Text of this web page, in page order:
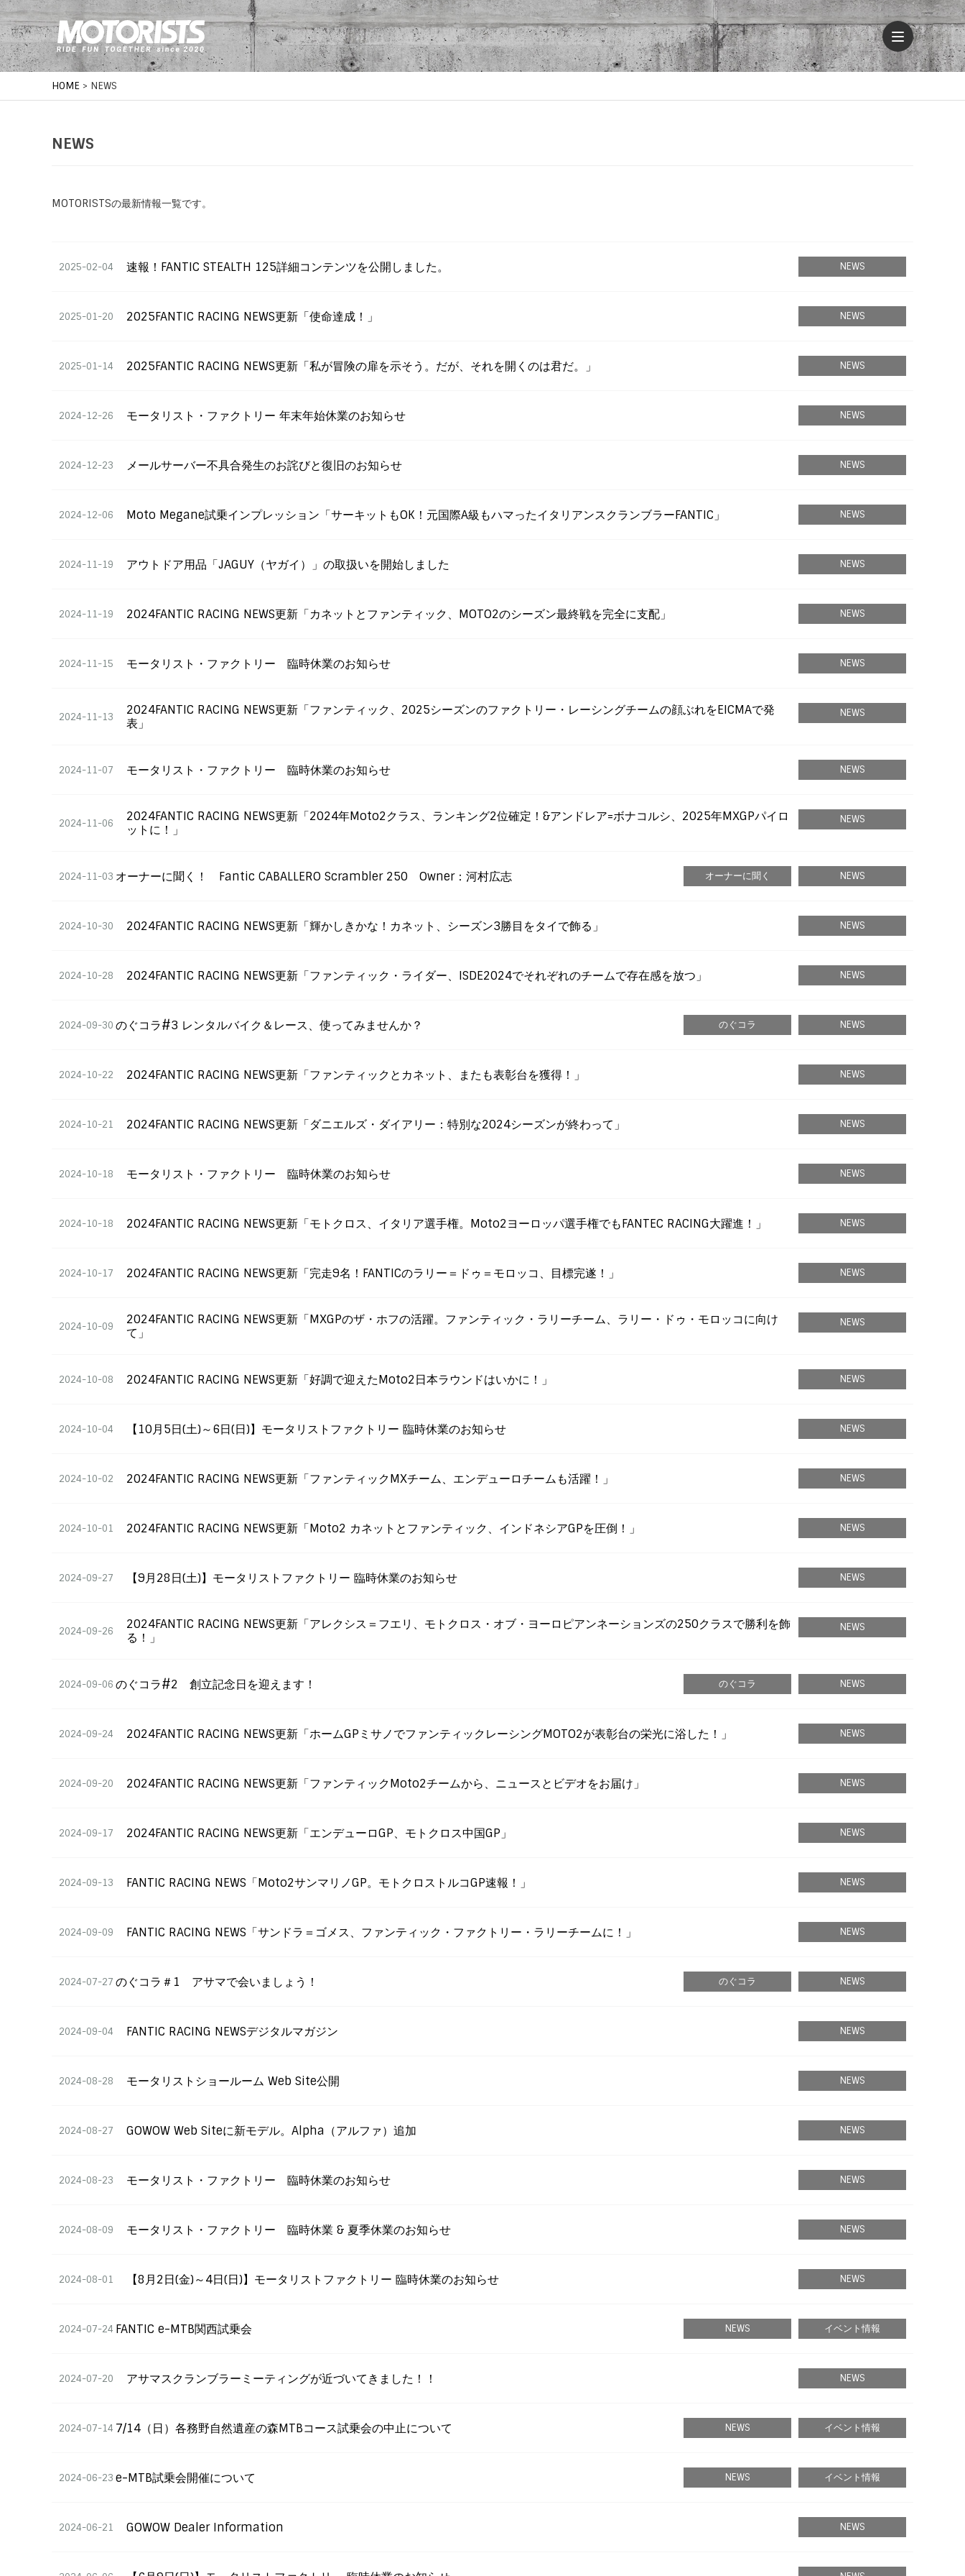
HOME > NEWS
NEWS
MOTORISTSの最新情報一覧です。
2025-02-04 速報！FANTIC STEALTH 125詳細コンテンツを公開しました。 NEWS
2025-01-20 2025FANTIC RACING NEWS更新「使命達成！」 NEWS
2025-01-14 2025FANTIC RACING NEWS更新「私が冒険の扉を示そう。だが、それを開くのは君だ。」 NEWS
2024-12-26 モータリスト・ファクトリー 年末年始休業のお知らせ NEWS
2024-12-23 メールサーバー不具合発生のお詫びと復旧のお知らせ NEWS
2024-12-06 Moto Megane試乗インプレッション「サーキットもOK！元国際A級もハマったイタリアンスクランブラーFANTIC」 NEWS
2024-11-19 アウトドア用品「JAGUY（ヤガイ）」の取扱いを開始しました NEWS
2024-11-19 2024FANTIC RACING NEWS更新「カネットとファンティック、MOTO2のシーズン最終戦を完全に支配」 NEWS
2024-11-15 モータリスト・ファクトリー 臨時休業のお知らせ NEWS
2024-11-13
2024FANTIC RACING NEWS更新「ファンティック、2025シーズンのファクトリー・レーシングチームの顔ぶれをEICMAで発
表」
NEWS
2024-11-07 モータリスト・ファクトリー 臨時休業のお知らせ NEWS
2024-11-06
2024FANTIC RACING NEWS更新「2024年Moto2クラス、ランキング2位確定！&アンドレア=ボナコルシ、2025年MXGPパイロ
ットに！」
NEWS
2024-11-03 オーナーに聞く！ Fantic CABALLERO Scrambler 250 Owner：河村広志 オーナーに聞く NEWS
2024-10-30 2024FANTIC RACING NEWS更新「輝かしきかな！カネット、シーズン3勝目をタイで飾る」 NEWS
2024-10-28 2024FANTIC RACING NEWS更新「ファンティック・ライダー、ISDE2024でそれぞれのチームで存在感を放つ」 NEWS
2024-09-30 のぐコラ#3 レンタルバイク＆レース、使ってみませんか？ のぐコラ NEWS
2024-10-22 2024FANTIC RACING NEWS更新「ファンティックとカネット、またも表彰台を獲得！」 NEWS
2024-10-21 2024FANTIC RACING NEWS更新「ダニエルズ・ダイアリー：特別な2024シーズンが終わって」 NEWS
2024-10-18 モータリスト・ファクトリー 臨時休業のお知らせ NEWS
2024-10-18 2024FANTIC RACING NEWS更新「モトクロス、イタリア選手権。Moto2ヨーロッパ選手権でもFANTEC RACING大躍進！」 NEWS
2024-10-17 2024FANTIC RACING NEWS更新「完走9名！FANTICのラリー＝ドゥ＝モロッコ、目標完遂！」 NEWS
2024-10-09
2024FANTIC RACING NEWS更新「MXGPのザ・ホフの活躍。ファンティック・ラリーチーム、ラリー・ドゥ・モロッコに向け
て」
NEWS
2024-10-08 2024FANTIC RACING NEWS更新「好調で迎えたMoto2日本ラウンドはいかに！」 NEWS
2024-10-04 【10月5日(土)～6日(日)】モータリストファクトリー 臨時休業のお知らせ NEWS
2024-10-02 2024FANTIC RACING NEWS更新「ファンティックMXチーム、エンデューロチームも活躍！」 NEWS
2024-10-01 2024FANTIC RACING NEWS更新「Moto2 カネットとファンティック、インドネシアGPを圧倒！」 NEWS
2024-09-27 【9月28日(土)】モータリストファクトリー 臨時休業のお知らせ NEWS
2024-09-26
2024FANTIC RACING NEWS更新「アレクシス＝フエリ、モトクロス・オブ・ヨーロピアンネーションズの250クラスで勝利を飾
る！」
NEWS
2024-09-06 のぐコラ#2 創立記念日を迎えます！ のぐコラ NEWS
2024-09-24 2024FANTIC RACING NEWS更新「ホームGPミサノでファンティックレーシングMOTO2が表彰台の栄光に浴した！」 NEWS
2024-09-20 2024FANTIC RACING NEWS更新「ファンティックMoto2チームから、ニュースとビデオをお届け」 NEWS
2024-09-17 2024FANTIC RACING NEWS更新「エンデューロGP、モトクロス中国GP」 NEWS
2024-09-13 FANTIC RACING NEWS「Moto2サンマリノGP。モトクロストルコGP速報！」 NEWS
2024-09-09 FANTIC RACING NEWS「サンドラ＝ゴメス、ファンティック・ファクトリー・ラリーチームに！」 NEWS
2024-07-27 のぐコラ＃1 アサマで会いましょう！ のぐコラ NEWS
2024-09-04 FANTIC RACING NEWSデジタルマガジン NEWS
2024-08-28 モータリストショールーム Web Site公開 NEWS
2024-08-27 GOWOW Web Siteに新モデル。Alpha（アルファ）追加 NEWS
2024-08-23 モータリスト・ファクトリー 臨時休業のお知らせ NEWS
2024-08-09 モータリスト・ファクトリー 臨時休業 & 夏季休業のお知らせ NEWS
2024-08-01 【8月2日(金)～4日(日)】モータリストファクトリー 臨時休業のお知らせ NEWS
2024-07-24 FANTIC e-MTB関西試乗会 NEWS イベント情報
2024-07-20 アサマスクランブラーミーティングが近づいてきました！！ NEWS
2024-07-14 7/14（日）各務野自然遺産の森MTBコース試乗会の中止について NEWS イベント情報
2024-06-23 e-MTB試乗会開催について NEWS イベント情報
2024-06-21 GOWOW Dealer Information NEWS